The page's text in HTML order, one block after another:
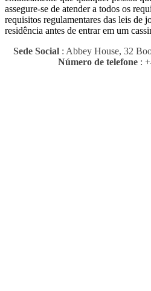
assegure-se de atender a todos os
requisitos regulamentares das leis de
residência antes de entrar em um
Sede Social: Abbey House, 32
Número de telefone: